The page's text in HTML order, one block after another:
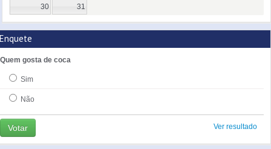
30 31
Enquete
Quem gosta de coca
Sim
Não
Votar Ver resultado